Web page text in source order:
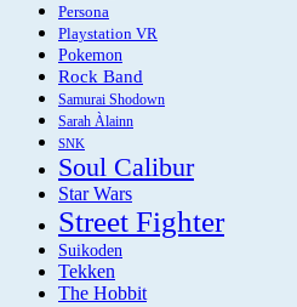
Persona
Playstation VR
Pokemon
Rock Band
Samurai Shodown
Sarah Àlainn
SNK
Soul Calibur
Star Wars
Street Fighter
Suikoden
Tekken
The Hobbit